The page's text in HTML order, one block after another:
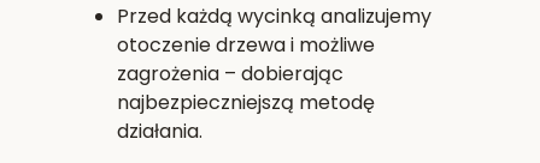
Przed każdą wycinką analizujemy
otoczenie drzewa i możliwe
zagrożenia – dobierając
najbezpieczniejszą metodę
działania.